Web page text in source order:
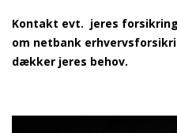
Kontakt evt. jeres
om netbank
dækker jeres behov.